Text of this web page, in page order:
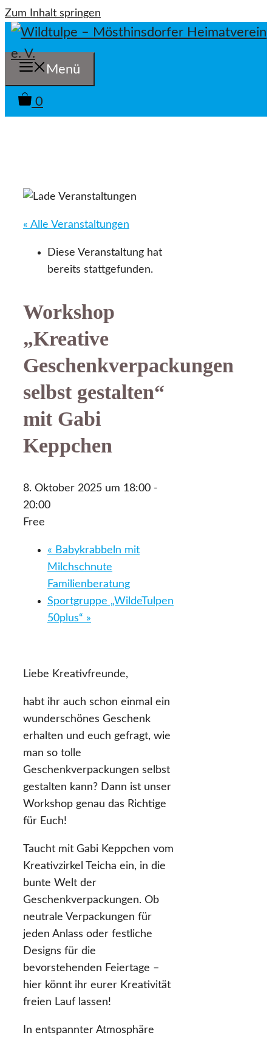
Zum Inhalt springen
Menü
0
« Alle Veranstaltungen
Diese Veranstaltung hat
bereits stattgefunden.
Workshop
„Kreative
Geschenkverpackungen
selbst gestalten“
mit Gabi
Keppchen
8. Oktober 2025 um 18:00 -
20:00
Free
« Babykrabbeln mit
Milchschnute
Familienberatung
Sportgruppe „WildeTulpen
50plus“ »
Liebe Kreativfreunde,
habt ihr auch schon einmal ein
wunderschönes Geschenk
erhalten und euch gefragt, wie
man so tolle
Geschenkverpackungen selbst
gestalten kann? Dann ist unser
Workshop genau das Richtige
für Euch!
Taucht mit Gabi Keppchen vom
Kreativzirkel Teicha ein, in die
bunte Welt der
Geschenkverpackungen. Ob
neutrale Verpackungen für
jeden Anlass oder festliche
Designs für die
bevorstehenden Feiertage –
hier könnt ihr eurer Kreativität
freien Lauf lassen!
In entspannter Atmosphäre